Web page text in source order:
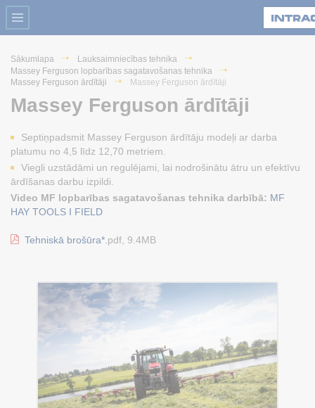
Sākumlapa
Lauksaimniecības tehnika
Massey Ferguson lopbarības sagatavošanas tehnika
Massey Ferguson ārdītāji
Massey Ferguson ārdītāji
Massey Ferguson ārdītāji
Septiņpadsmit Massey Ferguson ārdītāju modeļi ar darba
platumu no 4,5 līdz 12,70 metriem.
Viegli uzstādāmi un regulējami, lai nodrošinātu ātru un efektīvu
ārdīšanas darbu izpildi.
Video MF lopbarības sagatavošanas tehnika darbībā: MF
HAY TOOLS I FIELD
Tehniskā brošūra*.pdf, 9.4MB